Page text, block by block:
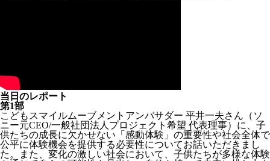
当日のレポート
第1部
こどもスマイルムーブメントアンバサダー 平井一夫さん（ソ
ニー元CEO/一般社団法人プロジェクト希望 代表理事）に、子
供たちの成長に欠かせない「感動体験」の重要性や社会全体で
公平に体験機会を提供する必要性についてお話いただきまし
た。また、変化の激しい社会において、子供たちが多様な体験